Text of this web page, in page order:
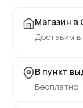
Магазин в
Доставим в
В пункт
Бесплатно